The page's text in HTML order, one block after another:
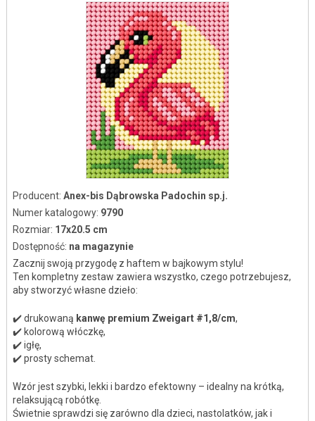
Producent: Anex-bis Dąbrowska Padochin sp.j.
Numer katalogowy: 9790
Rozmiar: 17x20.5 cm
Dostępność: na magazynie
Zacznij swoją przygodę z haftem w bajkowym stylu!
Ten kompletny zestaw zawiera wszystko, czego potrzebujesz,
aby stworzyć własne dzieło:
✔️ drukowaną kanwę premium Zweigart #1,8/cm,
✔️ kolorową włóczkę,
✔️ igłę,
✔️ prosty schemat.
Wzór jest szybki, lekki i bardzo efektowny – idealny na krótką,
relaksującą robótkę.
Świetnie sprawdzi się zarówno dla dzieci, nastolatków, jak i